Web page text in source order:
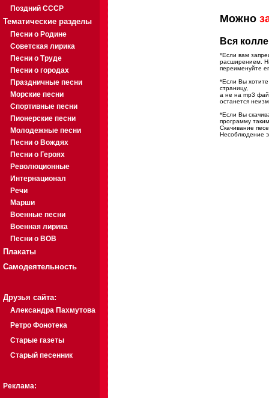
Поздний СССР
Тематические разделы
Песни о Родине
Советская лирика
Песни о Труде
Песни о городах
Праздничные песни
Морские песни
Спортивные песни
Пионерские песни
Молодежные песни
Песни о Вождях
Песни о Героях
Революционные
Интернационал
Речи
Марши
Военные песни
Военная лирика
Песни о ВОВ
Плакаты
Самодеятельность
Друзья сайта:
Александра Пахмутова
Ретро Фонотека
Старые газеты
Старый песенник
Реклама:
Можно
Вся
*Если вам
расширением.
переименуйте
*Если Вы
страницу,
а не на mp3
останется
*Если Вы
программу
Скачивание
Несоблюдение